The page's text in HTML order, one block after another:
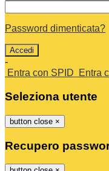
Password dimenticata?
-
Entra con SPID
Entra
Seleziona utente
button close ×
Recupero